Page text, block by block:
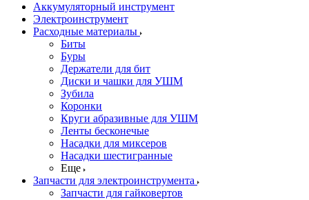
Аккумуляторный инструмент
Электроинструмент
Расходные материалы
Биты
Буры
Держатели для бит
Диски и чашки для УШМ
Зубила
Коронки
Круги абразивные для УШМ
Ленты бесконечые
Насадки для миксеров
Насадки шестигранные
Еще
Запчасти для электроинструмента
Запчасти для гайковертов